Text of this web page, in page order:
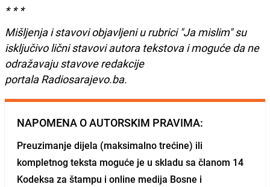
* * *
Mišljenja i stavovi objavljeni u rubrici "Ja mislim" su
isključivo lični stavovi autora tekstova i moguće da ne
odražavaju stavove redakcije
portala Radiosarajevo.ba.
NAPOMENA O AUTORSKIM PRAVIMA:
Preuzimanje dijela (maksimalno trećine) ili
kompletnog teksta moguće je u skladu sa članom 14
Kodeksa za štampu i online medija Bosne i